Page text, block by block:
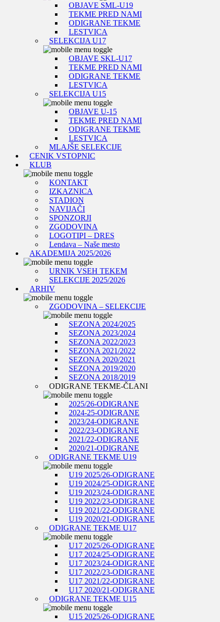
OBJAVE SML-U19
TEKME PRED NAMI
ODIGRANE TEKME
LESTVICA
SELEKCIJA U17
OBJAVE SKL-U17
TEKME PRED NAMI
ODIGRANE TEKME
LESTVICA
SELEKCIJA U15
OBJAVE U-15
TEKME PRED NAMI
ODIGRANE TEKME
LESTVICA
MLAJŠE SELEKCIJE
CENIK VSTOPNIC
KLUB
KONTAKT
IZKAZNICA
STADION
NAVIJAČI
SPONZORJI
ZGODOVINA
LOGOTIPI – DRES
Lendava – Naše mesto
AKADEMIJA 2025/2026
URNIK VSEH TEKEM
SELEKCIJE 2025/2026
ARHIV
ZGODOVINA – SELEKCIJE
SEZONA 2024/2025
SEZONA 2023/2024
SEZONA 2022/2023
SEZONA 2021/2022
SEZONA 2020/2021
SEZONA 2019/2020
SEZONA 2018/2019
ODIGRANE TEKME-ČLANI
2025/26-ODIGRANE
2024-25-ODIGRANE
2023/24-ODIGRANE
2022/23-ODIGRANE
2021/22-ODIGRANE
2020/21-ODIGRANE
ODIGRANE TEKME U19
U19 2025/26-ODIGRANE
U19 2024/25-ODIGRANE
U19 2023/24-ODIGRANE
U19 2022/23-ODIGRANE
U19 2021/22-ODIGRANE
U19 2020/21-ODIGRANE
ODIGRANE TEKME U17
U17 2025/26-ODIGRANE
U17 2024/25-ODIGRANE
U17 2023/24-ODIGRANE
U17 2022/23-ODIGRANE
U17 2021/22-ODIGRANE
U17 2020/21-ODIGRANE
ODIGRANE TEKME U15
U15 2025/26-ODIGRANE